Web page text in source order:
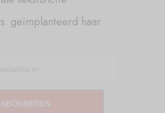
geïmplanteerd haar
ABONNEREN